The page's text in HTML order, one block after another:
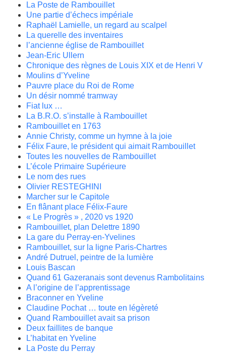
La Poste de Rambouillet
Une partie d’échecs impériale
Raphaël Lamielle, un regard au scalpel
La querelle des inventaires
l’ancienne église de Rambouillet
Jean-Eric Ullern
Chronique des règnes de Louis XIX et de Henri V
Moulins d’Yveline
Pauvre place du Roi de Rome
Un désir nommé tramway
Fiat lux …
La B.R.O. s’installe à Rambouillet
Rambouillet en 1763
Annie Christy, comme un hymne à la joie
Félix Faure, le président qui aimait Rambouillet
Toutes les nouvelles de Rambouillet
L’école Primaire Supérieure
Le nom des rues
Olivier RESTEGHINI
Marcher sur le Capitole
En flânant place Félix-Faure
« Le Progrès » , 2020 vs 1920
Rambouillet, plan Delettre 1890
La gare du Perray-en-Yvelines
Rambouillet, sur la ligne Paris-Chartres
André Dutruel, peintre de la lumière
Louis Bascan
Quand 61 Gazeranais sont devenus Rambolitains
A l’origine de l’apprentissage
Braconner en Yveline
Claudine Pochat … toute en légèreté
Quand Rambouillet avait sa prison
Deux faillites de banque
L’habitat en Yveline
La Poste du Perray